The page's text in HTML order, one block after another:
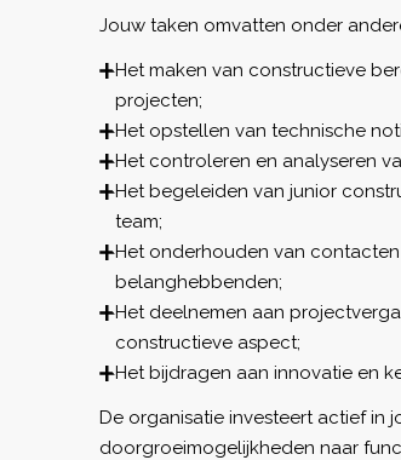
Jouw taken omvatten onder
Het maken van constructieve
projecten;
Het opstellen van technische
Het controleren en analyseren
Het begeleiden van junior
team;
Het onderhouden van
belanghebbenden;
Het deelnemen aan
constructieve aspect;
Het bijdragen aan innovatie en
De organisatie investeert actief in
doorgroeimogelijkheden naar